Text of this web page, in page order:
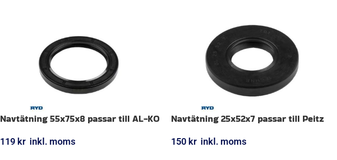
Navtätning 55x75x8 passar till AL-KO
119 kr inkl. moms
Navtätning 25x52x7 passar till Peitz
150 kr inkl. moms